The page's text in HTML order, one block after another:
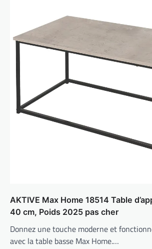
AKTIVE Max Home 18514 Table
40 cm, Poids 2025 pas cher
Donnez une touche moderne et
avec la table basse Max Home.…